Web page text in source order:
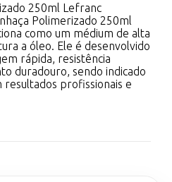
250ml Lefranc
Polimerizado 250ml
como um médium de alta
a óleo. Ele é desenvolvido
rápida, resistência
duradouro, sendo indicado
resultados profissionais e